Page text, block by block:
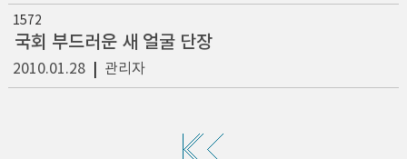
1572
국회 부드러운 새 얼굴 단장
2010.01.28| 관리자